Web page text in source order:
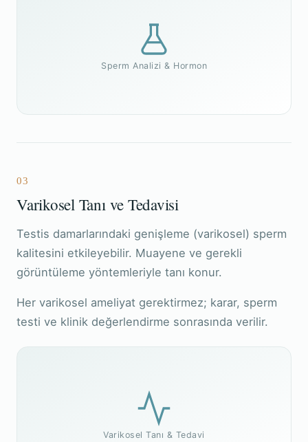
Sperm Analizi & Hormon
03
Varikosel Tanı ve Tedavisi
Testis damarlarındaki genişleme (varikosel) sperm
kalitesini etkileyebilir. Muayene ve gerekli
görüntüleme yöntemleriyle tanı konur.
Her varikosel ameliyat gerektirmez; karar, sperm
testi ve klinik değerlendirme sonrasında verilir.
Varikosel Tanı & Tedavi